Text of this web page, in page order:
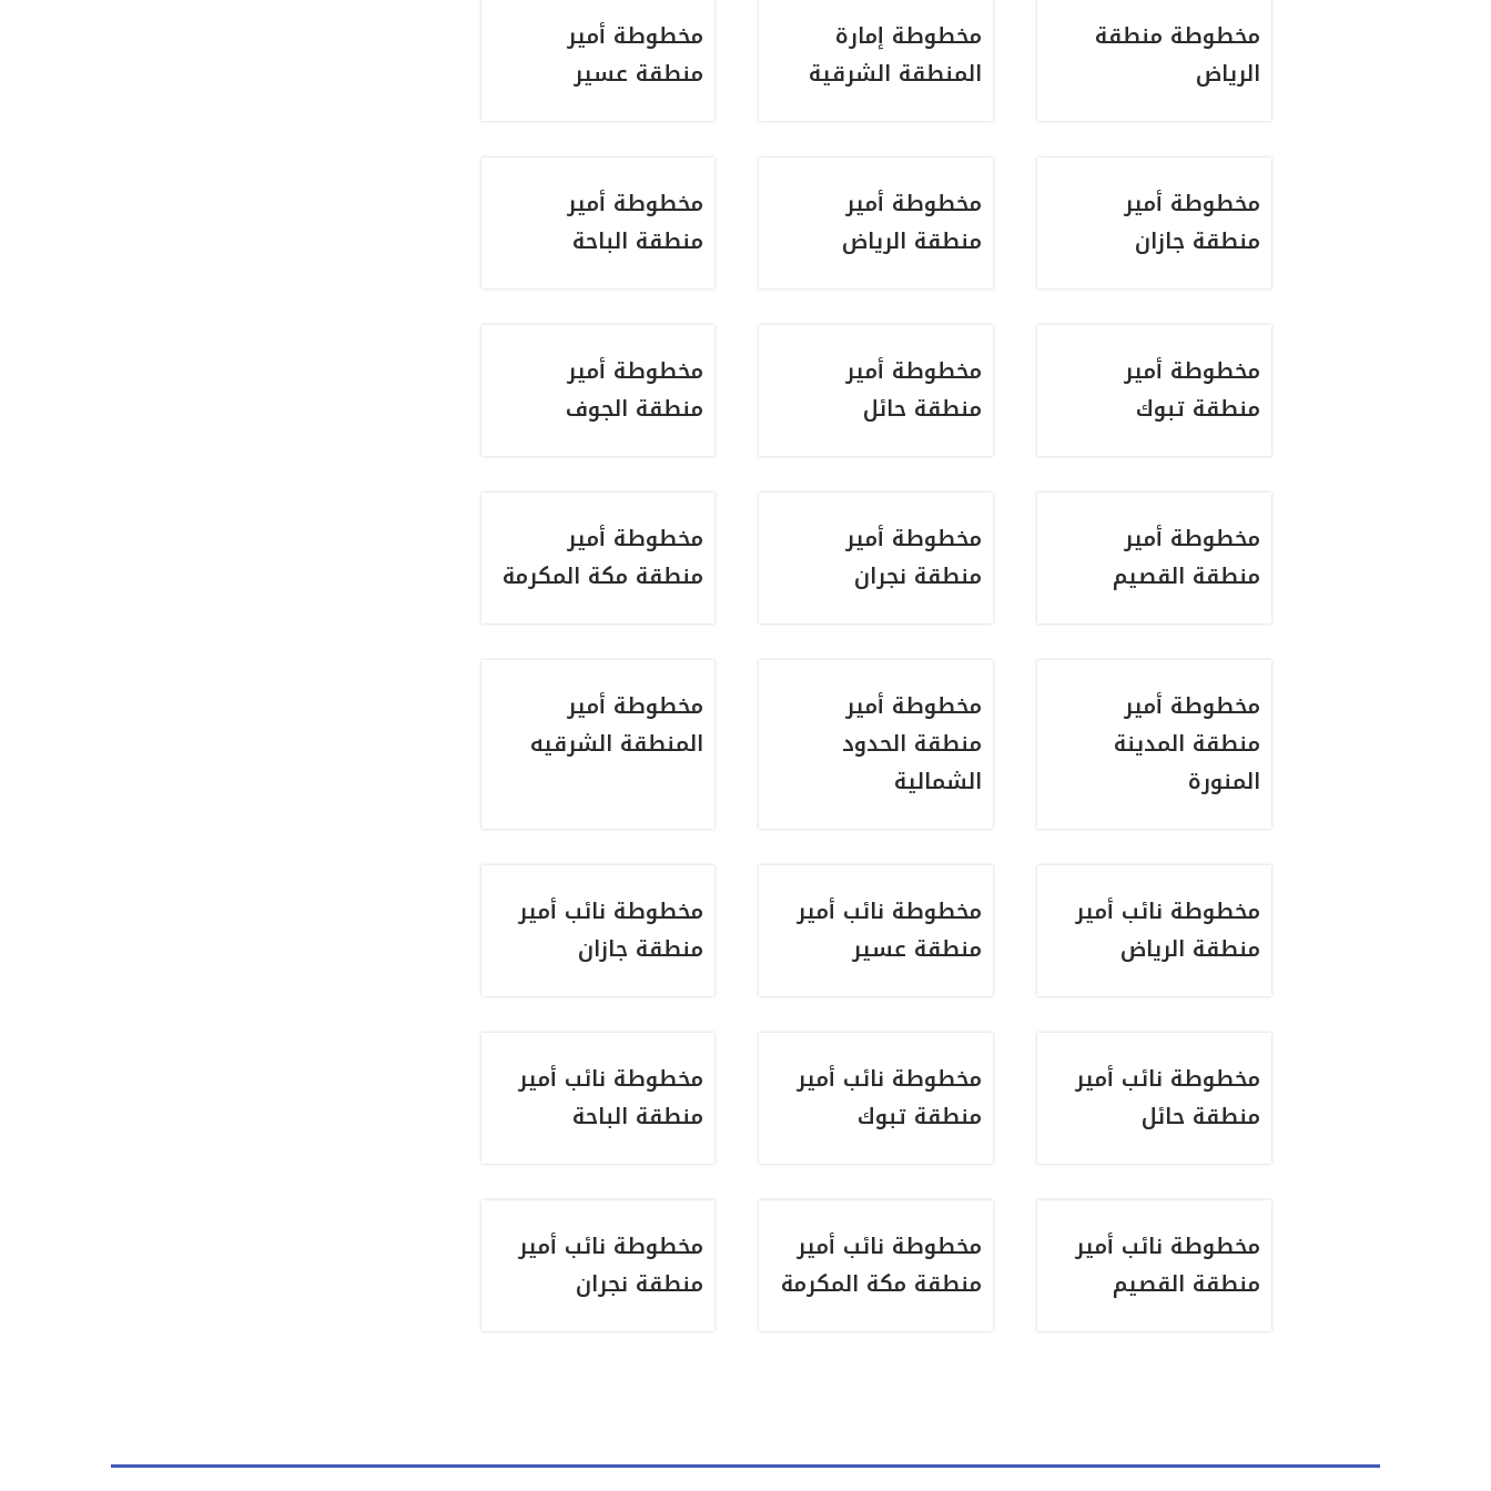
مخطوطة منطقة
الرياض
مخطوطة إمارة
المنطقة الشرقية
مخطوطة أمير
منطقة عسير
مخطوطة أمير
منطقة جازان
مخطوطة أمير
منطقة الرياض
مخطوطة أمير
منطقة الباحة
مخطوطة أمير
منطقة تبوك
مخطوطة أمير
منطقة حائل
مخطوطة أمير
منطقة الجوف
مخطوطة أمير
منطقة القصيم
مخطوطة أمير
منطقة نجران
مخطوطة أمير
منطقة مكة المكرمة
مخطوطة أمير
منطقة المدينة
المنورة
مخطوطة أمير
منطقة الحدود
الشمالية
مخطوطة أمير
المنطقة الشرقيه
مخطوطة نائب أمير
منطقة الرياض
مخطوطة نائب أمير
منطقة عسير
مخطوطة نائب أمير
منطقة جازان
مخطوطة نائب أمير
منطقة حائل
مخطوطة نائب أمير
منطقة تبوك
مخطوطة نائب أمير
منطقة الباحة
مخطوطة نائب أمير
منطقة القصيم
مخطوطة نائب أمير
منطقة مكة المكرمة
مخطوطة نائب أمير
منطقة نجران